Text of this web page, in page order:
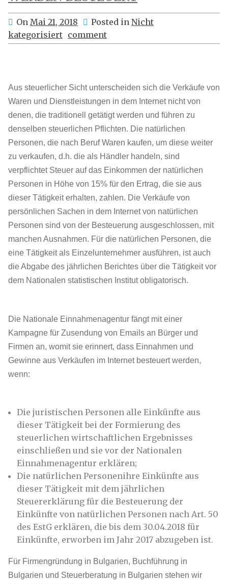
On Mai 21, 2018 Posted in Nicht
kategorisiert comment
Aus steuerlicher Sicht unterscheiden sich die Verkäufe von
Waren und Dienstleistungen in dem Internet nicht von
denen, die traditionell getätigt werden und führen zu
denselben steuerlichen Pflichten. Die natürlichen
Personen, die nach Beruf Waren kaufen, um diese weiter
zu verkaufen, d.h. die als Händler handeln, sind
verpflichtet Steuer auf das Einkommen der natürlichen
Personen in Höhe von 15% für den Ertrag, die sie aus
dieser Tätigkeit erhalten, zahlen. Die Verkäufe von
persönlichen Sachen in dem Internet von natürlichen
Personen sind von der Besteuerung ausgeschlossen, mit
manchen Ausnahmen. Für die natürlichen Personen, die
eine Tätigkeit als Einzelunternehmer ausführen, ist auch
die Abgabe des jährlichen Berichtes über die Tätigkeit vor
dem Nationalen statistischen Institut obligatorisch.
Die Nationale Einnahmenagentur fängt mit einer
Kampagne für Zusendung von Emails an Bürger und
Firmen an, womit sie erinnert, dass Einnahmen und
Gewinne aus Verkäufen im Internet besteuert werden,
wenn:
Die juristischen Personen alle Einkünfte aus
dieser Tätigkeit bei der Formierung des
steuerlichen wirtschaftlichen Ergebnisses
einschließen und sie vor der Nationalen
Einnahmenagentur erklären;
Die natürlichen Personenihre Einkünfte aus
dieser Tätigkeit mit dem jährlichen
Steuererklärung für die Besteuerung der
Einkünfte von natürlichen Personen nach Art. 50
des EstG erklären, die bis dem 30.04.2018 für
Einkünfte, erworben im Jahr 2017 abzugeben ist.
Für Firmengründung in Bulgarien, Buchführung in
Bulgarien und Steuerberatung in Bulgarien stehen wir